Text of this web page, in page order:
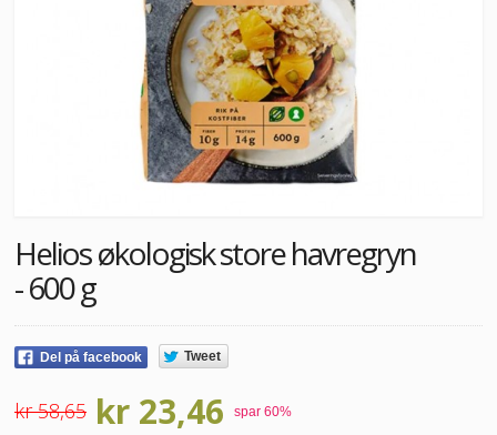
Helios økologisk store havregryn
- 600 g
Del på facebook Tweet
kr 58,65 kr 23,46 spar 60%